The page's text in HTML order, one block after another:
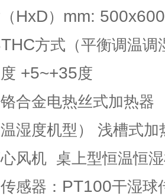
HxD） mm:
方式（平衡调温调
+5~+35度
合金电热丝式加热器
湿度机型）
浅槽式加
风机 桌上型恒温恒
感器： PT100干湿球